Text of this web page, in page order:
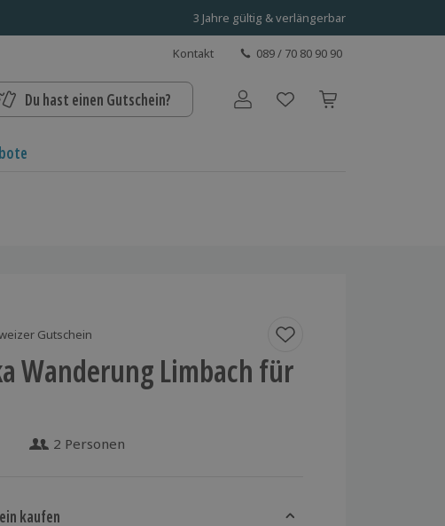
3 Jahre gültig & verlängerbar
Kontakt 089 / 70 80 90 90
Du hast einen Gutschein? Benutzerkonto
Gutschein
Wanderung Limbach für
5 aus 1 Bewertungen
2 Personen
kaufen